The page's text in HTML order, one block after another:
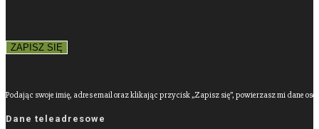
Podając swoje imię, adres email oraz klikając przycisk „Zapisz się”, powierzasz mi dane
Dane teleadresowe